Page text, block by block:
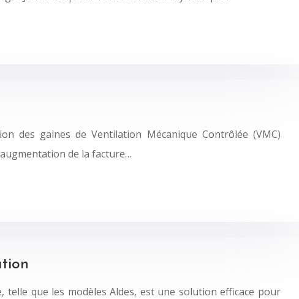
des gaines de Ventilation Mécanique Contrôlée (VMC)
de la facture…
que les modèles Aldes, est une solution efficace pour